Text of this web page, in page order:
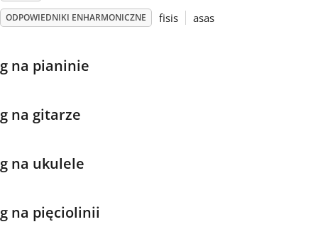
한국어
हिन्दी
ODPOWIEDNIKI ENHARMONICZNE fisis asas
g na pianinie
g na gitarze
g na ukulele
g na pięciolinii